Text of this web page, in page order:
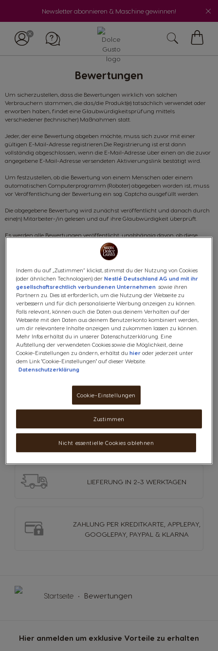
Newsletter abonnieren & Maschine gewinnen!
Bewertungen
Um sicherzustellen, dass die Bewertungen wirklich von solchen
Verbrauchern stammen, die das/die Produkt(e) tatsächlich verwendet oder
erworben haben, findet eine Glaubwürdigkeitsprüfung mittels
verschiedener (technischer) Maßnahmen statt.
Jeder, der eine Bewertung abgeben möchte, muss sich zuvor mit einer
gültigen E-Mail-Adresse registrieren.Die Registrierung ist erst dann
vollständig abgeschlossen, wenn die E-Mail-Adresse über einen an die zuvor
angegebene E-Mail-Adresse versendeten Aktivierungslink bestätigt wird.
Um festzustellen, ob die Bewertung von einem Menschen oder einem
automatischen Computerprogramm (Roboter) abgegeben worden ist, muss
vor Veröffentlichung der Bewertung ein sog. Captcha ausgefüllt werden.
Die abgegebene Bewertung wird zunächst veröffentlicht und danach durch
eine(n) Mitarbeiter-/in gelesen und auf ihre Glaubwürdigkeit überprüft.
Es werden alle Bewertungen veröffentlicht, unabhängig davon, ob diese
positiv oder negativ sind. Sofern die Bewertung jedoch gegen die
Nutzungsbedingungen verstößt, wird die Bewertung durch eine(n)
Mitarbeiter-/in gelöscht. Wenn die Bewertung gelöscht wird, erhält der/ die
Bewertende(r) eine Benachrichtigung darüber, dass und aus welchem Grund
seine/ ihre Bewertung gelöscht worden ist.
Der Inhalt der Bewertungen wird nicht bearbeitet oder verändert.
Sofern die Bewertung im Wege eines Vertragsverhältnisses gesponsort oder
beeinflusst worden ist, wird dies gesondert gekennzeichnet.
FREIER VERSAND
ONLINE EXKLUSIVE
LIEFERUNGIN 2-3 WERKTAGEN
ZAHLUNG PER KREDITKARTE, APPLEPAY,
GOOGLEPAY, PAYPAL & KLARNA
Startseite Bewertungen
Hier anmelden um exklusive Vorteile zu erhalten
Indem du auf „Zustimmen“ klickst, stimmst du der Nutzung von Cookies
(oder ähnlichen Technologien) derNestlé Deutschland AG und mit ihr
gesellschaftsrechtlich verbundenen Unternehmen sowie ihren
Partnern zu. Dies ist erforderlich, um die Nutzung der Webseite zu
verbessern und für dich personalisierte Werbung anzeigen zu können.
Falls relevant, können auch die Daten aus deinem Verhalten auf der
Webseite mit den Daten aus deinem Benutzerkonto kombiniert werden,
um dir relevantere Inhalte anzeigen und zukommen lassen zu können.
Mehr Infos erhältst du in unserer Datenschutzerklärung. Eine
Aufstellung der verwendeten Cookies sowie die Möglichkeit, deine
Cookie-Einstellungen zu ändern, erhältst duhier oder jederzeit unter
dem Link "Cookie-Einstellungen" auf dieser Website.
Datenschutzerklärung
Cookie-Einstellungen
Nicht essentielle Cookies ablehnen
Zustimmen